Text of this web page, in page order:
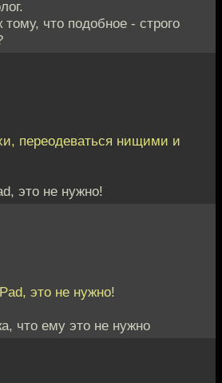
тому, что подобное - строго
переодеваться нищими и
это не нужно!
это не нужно!
что ему это не нужно